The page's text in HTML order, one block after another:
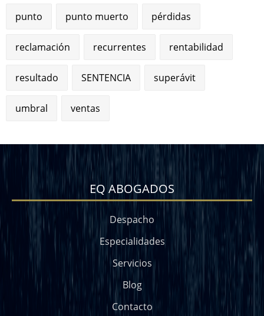
punto punto muerto pérdidas
reclamación recurrentes rentabilidad
resultado SENTENCIA superávit
umbral ventas
EQ ABOGADOS
Despacho
Especialidades
Servicios
Blog
Contacto